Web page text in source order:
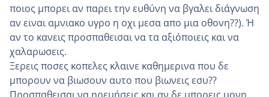
ποιος μπορει αν παρει την ευθύνη να βγαλει διάγνωση
αν ειναι αμνιακο υγρο η οχι μεσα απο μια οθονη??). Ή
αν το κανεις προσπαθεισαι να τα αξιόποιεις και να
χαλαρωσεις.
Ξερεις ποσες κοπελες κλαινε καθημερινα που δε
μπορουν να βιωσουν αυτο που βιωνεις εσυ??